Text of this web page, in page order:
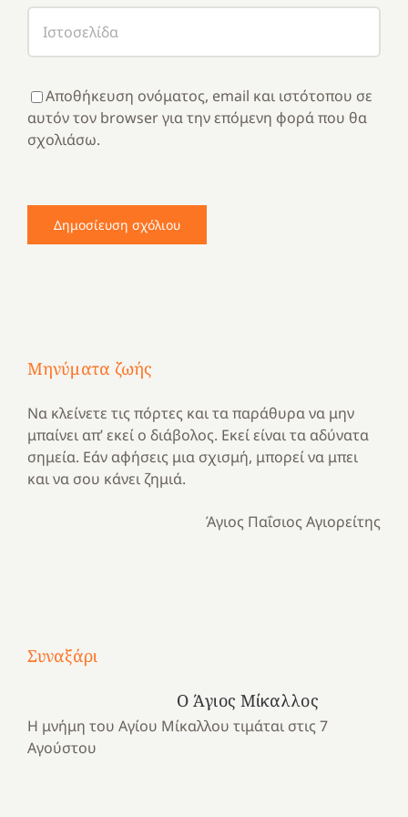
Αποθήκευση ονόματος, email και ιστότοπου σε
αυτόν τον browser για την επόμενη φορά που θα
σχολιάσω.
Μηνύματα ζωής
Να κλείνετε τις πόρτες και τα παράθυρα να μην
μπαίνει απ’ εκεί ο διάβολος. Εκεί είναι τα αδύνατα
σημεία. Εάν αφήσεις μια σχισμή, μπορεί να μπει
και να σου κάνει ζημιά.
Άγιος Παΐσιος Αγιορείτης
Συναξάρι
Ο Άγιος Μίκαλλος
Η μνήμη του Αγίου Μίκαλλου τιμάται στις 7
Αγούστου
Μια
ένα
καλοκαίρι
και
Νοσοκομείο
“Ερυθρός
Κατασκηνωτικές
το
Ελληνικό